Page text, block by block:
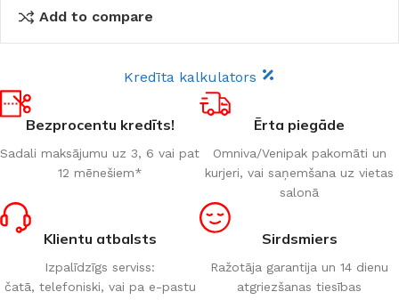
Add to compare
Kredīta kalkulators
Bezprocentu kredīts!
Sadali maksājumu uz 3, 6 vai pat
12 mēnešiem*
Ērta piegāde
Omniva/Venipak pakomāti un
kurjeri, vai saņemšana uz vietas
salonā
Klientu atbalsts
Izpalīdzīgs serviss:
čatā, telefoniski, vai pa e-pastu
Sirdsmiers
Ražotāja garantija un 14 dienu
atgriezšanas tiesības